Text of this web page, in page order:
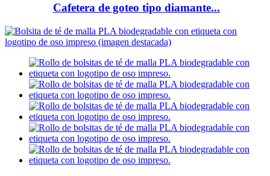
Cafetera de goteo tipo diamante...